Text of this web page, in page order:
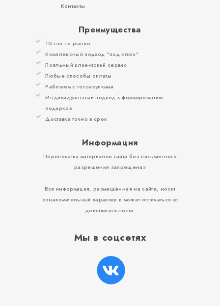
Мы в соцсетях
Контакты
Преимущества
10 лет на рынке
Комплексный подход “под ключ”
Лояльный клиентский сервис
Любые способы оплаты
Работаем с госзакупками
Индивидуальный подход к формированию
подарков
Доставка точно в срок
Информация
Перепечатка материалов сайта без письменного
разрешения запрещена»
Вся информация, размещённая на сайте, носит
ознакомительный характер и может отличаться от
действительности.